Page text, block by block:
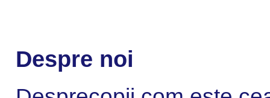
Despre noi